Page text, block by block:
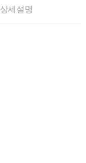
상세설명